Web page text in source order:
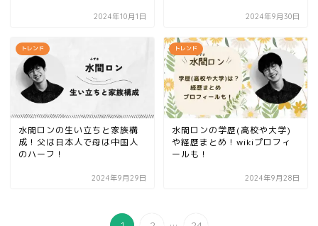
2024年10月1日 2024年9月30日
トレンド
水間ロンの生い立ちと家族構
成！父は日本人で母は中国人
のハーフ！
2024年9月29日
トレンド
水間ロンの学歴(高校や大学)
や経歴まとめ！wikiプロフィ
ールも！
2024年9月28日
...